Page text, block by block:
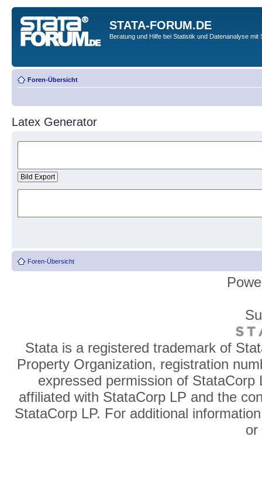
STATA-FORUM.DE
Beratung und Hilfe bei Statistik und Datenanalyse mit
Foren-Übersicht
Latex Generator
Foren-Übersicht
Stata is a registered trademark of
Property Organization, registration
expressed permission of
affiliated with StataCorp LP and the
StataCorp LP. For additional
or